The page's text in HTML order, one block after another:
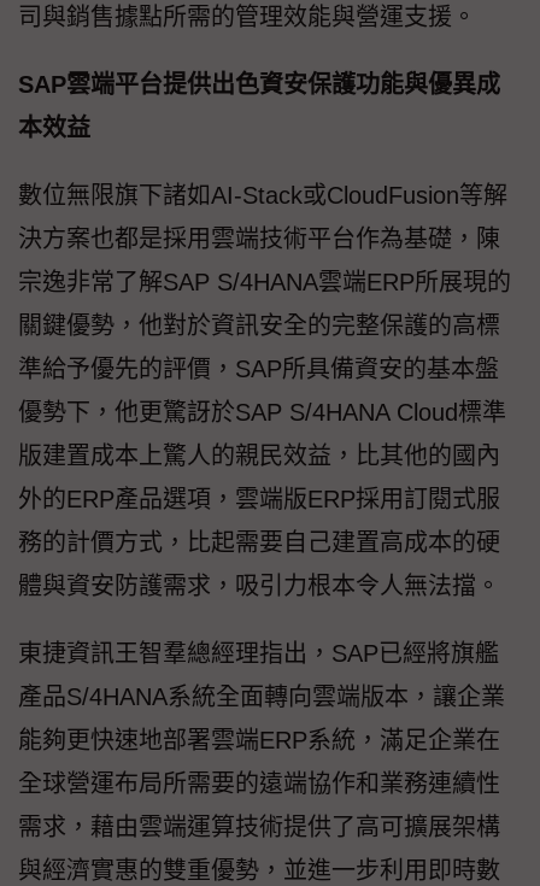
司與銷售據點所需的管理效能與營運支援。
SAP雲端平台提供出色資安保護功能與優異成
本效益
數位無限旗下諸如AI-Stack或CloudFusion等解
決方案也都是採用雲端技術平台作為基礎，陳
宗逸非常了解SAP S/4HANA雲端ERP所展現的
關鍵優勢，他對於資訊安全的完整保護的高標
準給予優先的評價，SAP所具備資安的基本盤
優勢下，他更驚訝於SAP S/4HANA Cloud標準
版建置成本上驚人的親民效益，比其他的國內
外的ERP產品選項，雲端版ERP採用訂閱式服
務的計價方式，比起需要自己建置高成本的硬
體與資安防護需求，吸引力根本令人無法擋。
東捷資訊王智羣總經理指出，SAP已經將旗艦
產品S/4HANA系統全面轉向雲端版本，讓企業
能夠更快速地部署雲端ERP系統，滿足企業在
全球營運布局所需要的遠端協作和業務連續性
需求，藉由雲端運算技術提供了高可擴展架構
與經濟實惠的雙重優勢，並進一步利用即時數